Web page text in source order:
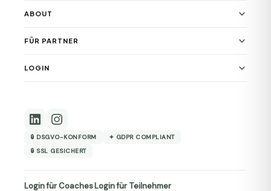
ABOUT
FÜR PARTNER
LOGIN
🔒 DSGVO-KONFORM
✦ GDPR COMPLIANT
🔒 SSL GESICHERT
Login für Coaches·Login für Teilnehmer